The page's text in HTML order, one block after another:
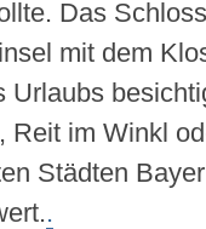
Das
mit dem
Urlaubs
Reit im Winkl
Städten
.